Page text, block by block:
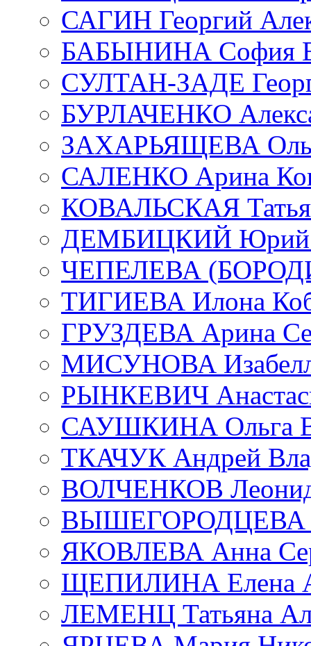
САГИН Георгий
БАБЫНИНА София
СУЛТАН-ЗАДЕ
БУРЛАЧЕНКО
ЗАХАРЬЯЩЕВА
САЛЕНКО Арина
КОВАЛЬСКАЯ
ДЕМБИЦКИЙ Юрий
ЧЕПЕЛЕВА
ТИГИЕВА Илона
ГРУЗДЕВА Арина
МИСУНОВА
РЫНКЕВИЧ
САУШКИНА Ольга
ТКАЧУК Андрей
ВОЛЧЕНКОВ Леонид
ВЫШЕГОРОДЦЕВА
ЯКОВЛЕВА Анна
ЩЕПИЛИНА Елена
ЛЕМЕНЦ Татьяна